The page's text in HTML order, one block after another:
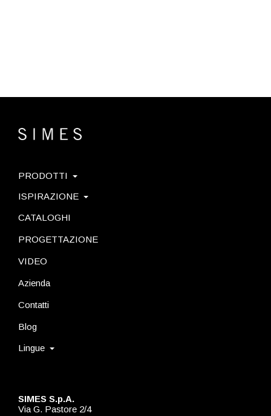
SIMES S.p.A.
Via G. Pastore 2/4
PRODOTTI
ISPIRAZIONE
CATALOGHI
PROGETTAZIONE
VIDEO
Azienda
Contatti
Blog
Lingue